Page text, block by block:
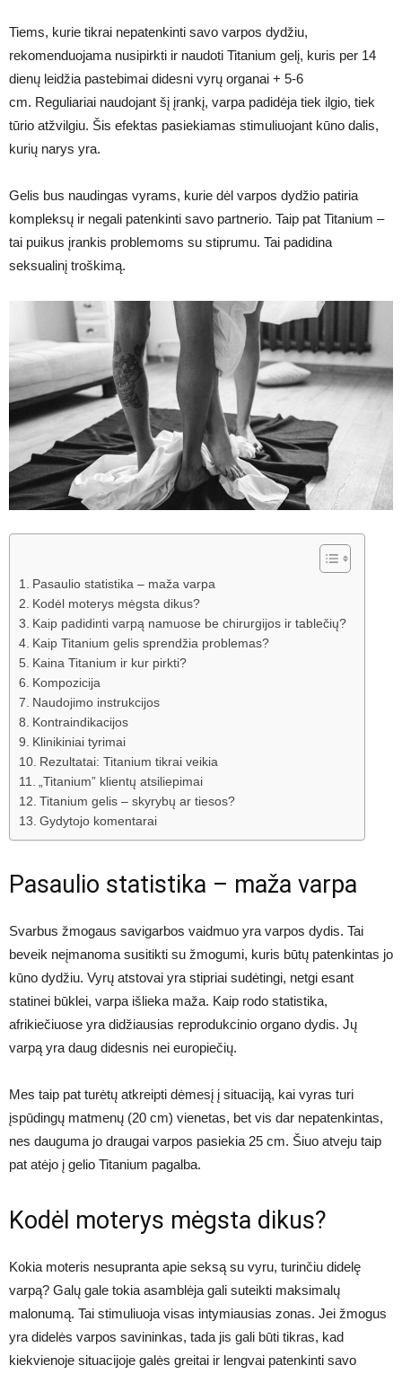
Tiems, kurie tikrai nepatenkinti savo varpos dydžiu,
rekomenduojama nusipirkti ir naudoti Titanium gelį, kuris per 14
dienų leidžia pastebimai didesni vyrų organai + 5-6
cm. Reguliariai naudojant šį įrankį, varpa padidėja tiek ilgio, tiek
tūrio atžvilgiu. Šis efektas pasiekiamas stimuliuojant kūno dalis,
kurių narys yra.
Gelis bus naudingas vyrams, kurie dėl varpos dydžio patiria
kompleksų ir negali patenkinti savo partnerio. Taip pat Titanium –
tai puikus įrankis problemoms su stiprumu. Tai padidina
seksualinį troškimą.
Pasaulio statistika – maža varpa
Kodėl moterys mėgsta dikus?
Kaip padidinti varpą namuose be chirurgijos ir tablečių?
Kaip Titanium gelis sprendžia problemas?
Kaina Titanium ir kur pirkti?
Kompozicija
Naudojimo instrukcijos
Kontraindikacijos
Klinikiniai tyrimai
Rezultatai: Titanium tikrai veikia
„Titanium” klientų atsiliepimai
Titanium gelis – skyrybų ar tiesos?
Gydytojo komentarai
Pasaulio statistika – maža varpa
Svarbus žmogaus savigarbos vaidmuo yra varpos dydis. Tai
beveik neįmanoma susitikti su žmogumi, kuris būtų patenkintas jo
kūno dydžiu. Vyrų atstovai yra stipriai sudėtingi, netgi esant
statinei būklei, varpa išlieka maža. Kaip rodo statistika,
afrikiečiuose yra didžiausias reprodukcinio organo dydis. Jų
varpą yra daug didesnis nei europiečių.
Mes taip pat turėtų atkreipti dėmesį į situaciją, kai vyras turi
įspūdingų matmenų (20 cm) vienetas, bet vis dar nepatenkintas,
nes dauguma jo draugai varpos pasiekia 25 cm. Šiuo atveju taip
pat atėjo į gelio Titanium pagalba.
Kodėl moterys mėgsta dikus?
Kokia moteris nesupranta apie seksą su vyru, turinčiu didelę
varpą? Galų gale tokia asamblėja gali suteikti maksimalų
malonumą. Tai stimuliuoja visas intymiausias zonas. Jei žmogus
yra didelės varpos savininkas, tada jis gali būti tikras, kad
kiekvienoje situacijoje galės greitai ir lengvai patenkinti savo